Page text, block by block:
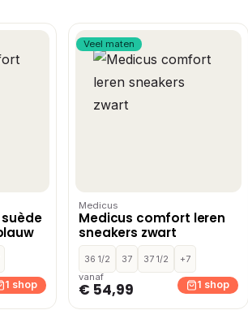
1 shop
Veel maten
Medicus
Medicus comfort leren
sneakers zwart
36 1/2 37 37 1/2
+7
vanaf
€ 54,99 1 shop